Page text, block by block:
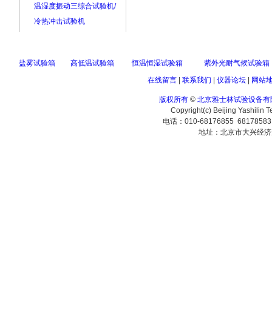
温湿度振动三综合试验机/
冷热冲击试验机
盐雾试验箱 高低温试验箱 恒温恒湿试验箱
紫外光耐气候试验箱
在线留言| 联系我们 仪器论坛| 网站
版权所有 © 北京雅士林试验设备有
Copyright(c) Beijing Yashilin
电话：010-68176855
地址：北京市大兴经